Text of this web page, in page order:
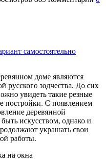
самостоятельно
доме являются
русского зодчества. До сих
увидеть такие резные
постройки. С появлением
деревянной
искусством, однако и
украшать свои
работы.